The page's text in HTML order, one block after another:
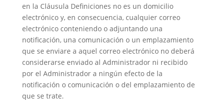
en la Cláusula Definiciones no es un domicilio
electrónico y, en consecuencia, cualquier correo
electrónico conteniendo o adjuntando una
notificación, una comunicación o un emplazamiento
que se enviare a aquel correo electrónico no deberá
considerarse enviado al Administrador ni recibido
por el Administrador a ningún efecto de la
notificación o comunicación o del emplazamiento de
que se trate.